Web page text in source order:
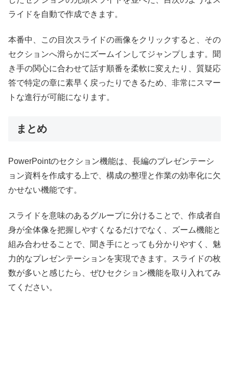
ライドを自動で作成できます。
本番中、この目次スライドの画像をクリックすると、その
セクションへ滑らかにズームインしてジャンプします。聞
き手の関心に合わせて話す順番を柔軟に変えたり、質疑応
答で特定の章に素早く戻ったりできるため、非常にスマー
トな進行が可能になります。
まとめ
PowerPointのセクション機能は、長編のプレゼンテーシ
ョン資料を作成する上で、構成の整理と作業の効率化に欠
かせない機能です。
スライドを意味のあるグループに分けることで、作成者自
身が全体像を把握しやすくなるだけでなく、ズーム機能と
組み合わせることで、聞き手にとっても分かりやすく、魅
力的なプレゼンテーションを実現できます。スライドの枚
数が多いと感じたら、ぜひセクション機能を取り入れてみ
てください。